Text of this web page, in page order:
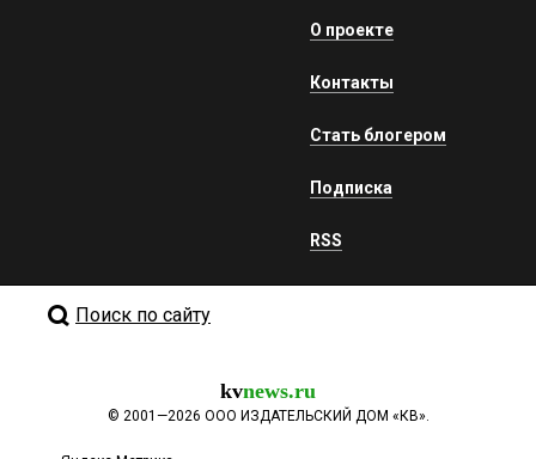
О проекте
Контакты
Стать блогером
Подписка
RSS
Поиск по сайту
kvnews.ru
© 2001—2026 ООО ИЗДАТЕЛЬСКИЙ ДОМ «КВ».